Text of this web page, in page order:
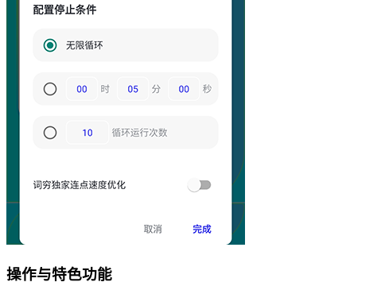
操作与特色功能